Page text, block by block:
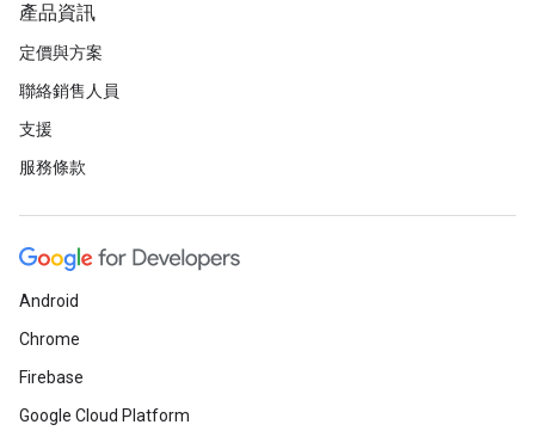
產品資訊
定價與方案
聯絡銷售人員
支援
服務條款
Android
Chrome
Firebase
Google Cloud Platform